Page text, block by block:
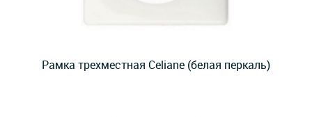
Рамка трехместная Celiane (белая перкаль)